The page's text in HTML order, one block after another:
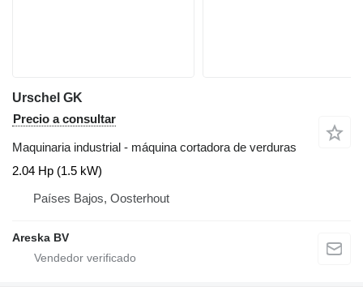
Urschel GK
Precio a consultar
Maquinaria industrial - máquina cortadora de verduras
2.04 Hp (1.5 kW)
Países Bajos, Oosterhout
Areska BV